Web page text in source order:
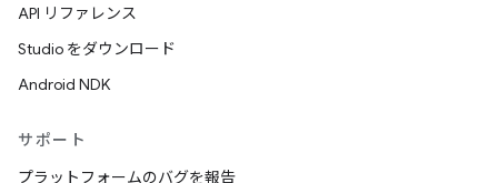
API リファレンス
Studio をダウンロード
Android NDK
サポート
プラットフォームのバグを報告